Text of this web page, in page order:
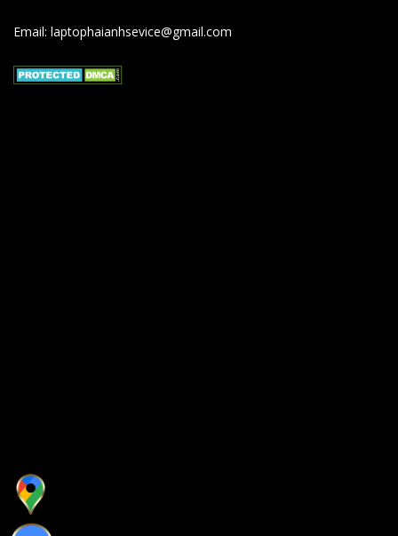
Email: laptophaianhsevice@gmail.com